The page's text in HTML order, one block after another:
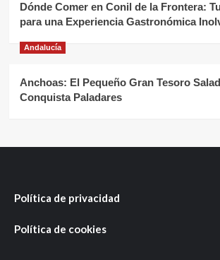
Dónde Comer en Conil de la Frontera:
para una Experiencia Gastronómica
Andalucía
Anchoas: El Pequeño Gran Tesoro
Conquista Paladares
Política de privacidad
Política de cookies